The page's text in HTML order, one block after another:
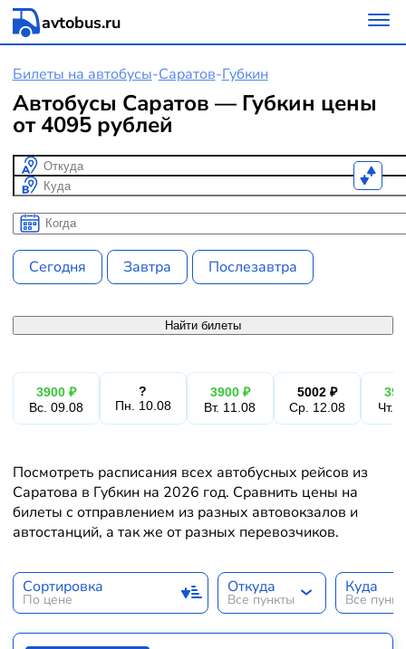
avtobus.ru
Билеты на автобусы-Саратов-Губкин
Автобусы Саратов — Губкин цены
от 4095 рублей
Откуда
Куда
Когда
Когда
Сегодня Завтра Послезавтра
Найти билеты
3900 ₽
Вс. 09.08
?
Пн. 10.08
3900 ₽
Вт. 11.08
5002 ₽
Ср. 12.08
Чт.
Посмотреть расписания всех автобусных рейсов из
Саратова в Губкин на 2026 год. Сравнить цены на
билеты с отправлением из разных автовокзалов и
автостанций, а так же от разных перевозчиков.
Сортировка
По цене
Откуда
Все пункты
Куда
Все